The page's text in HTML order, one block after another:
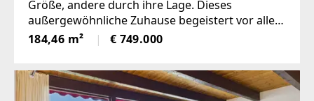
Größe, andere durch ihre Lage. Dieses
außergewöhnliche Zuhause begeistert vor allem
durch sein besonderes Wohngefühl.Der im Jahr
2008 fertiggestellte Bungalow vereint modernes
184,46 m² € 749.000